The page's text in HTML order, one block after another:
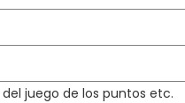
juego de los puntos etc.